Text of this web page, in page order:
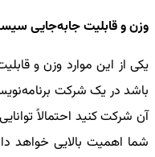
وزن و قابلیت جابه‌جایی
یکی از این موارد وزن و
باشد در یک شرکت
آن شرکت کنید احتمالاً
شما اهمیت بالایی خواهد